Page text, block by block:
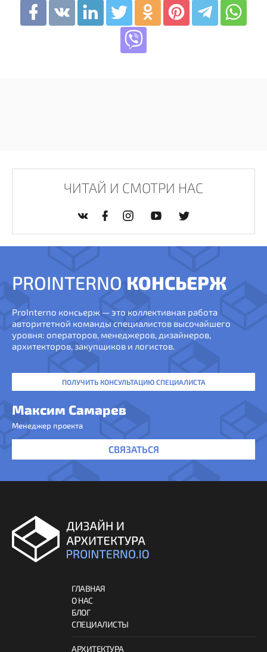
ЧИТАЙ И СМОТРИ НАС
PROINTERNO КОНСЬЕРЖ
ProInterno консьерж — это коллективная работа
авторитетной команды специалистов высочайшего
уровня: операторов, менеджеров, дизайнеров,
архитекторов, закупщиков и логистов.
ПОЛУЧИТЬ КОНСУЛЬТАЦИЮ СПЕЦИАЛИСТА
Максим Самарев
Менеджер проекта
СВЯЗАТЬСЯ
ГЛАВНАЯ
О НАС
БЛОГ
СПЕЦИАЛИСТЫ
АРХИТЕКТУРА